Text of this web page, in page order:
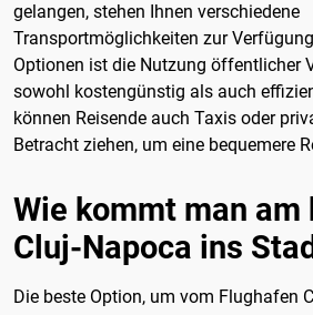
gelangen, stehen Ihnen verschiedene
Transportmöglichkeiten zur
Optionen ist die Nutzung öffentlicher
sowohl kostengünstig als auch
können Reisende auch Taxis oder
Betracht ziehen, um eine bequemere
Wie kommt man am
Cluj-Napoca ins
Die beste Option, um vom Flughafen